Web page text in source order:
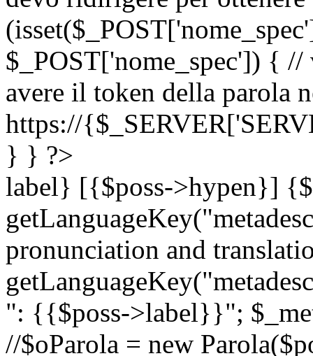
$_POST['nome_spec']) {
avere il token della parola
https://
} } ?>
label} [{$poss->hypen}]
pronunciation and
": {{$poss->label}}";
//$oParola = new